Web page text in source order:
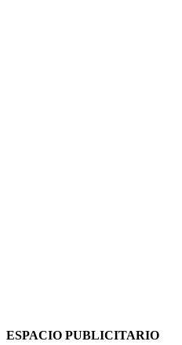
ESPACIO PUBLICITARIO